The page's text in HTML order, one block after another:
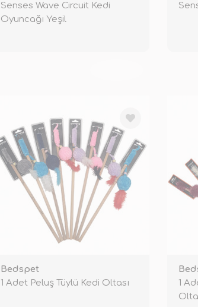
Senses Wave Circuit Kedi
Oyuncağı Yeşil
Bedspet
1 Adet Peluş Tüylü Kedi Oltası
1